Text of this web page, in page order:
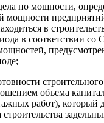
по мощности,
мощности
в
в соответствии
строительного
объема
работ), который